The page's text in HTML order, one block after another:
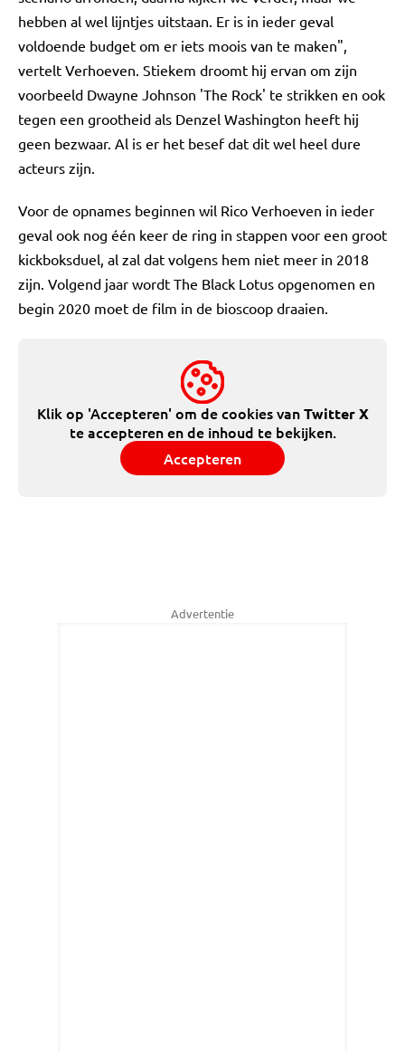
hebben al wel lijntjes uitstaan. Er is in ieder geval
voldoende budget om er iets moois van te maken",
vertelt Verhoeven. Stiekem droomt hij ervan om zijn
voorbeeld Dwayne Johnson 'The Rock' te strikken en ook
tegen een grootheid als Denzel Washington heeft hij
geen bezwaar. Al is er het besef dat dit wel heel dure
acteurs zijn.
Voor de opnames beginnen wil Rico Verhoeven in ieder
geval ook nog één keer de ring in stappen voor een groot
kickboksduel, al zal dat volgens hem niet meer in 2018
zijn. Volgend jaar wordt The Black Lotus opgenomen en
begin 2020 moet de film in de bioscoop draaien.
Klik op 'Accepteren' om de cookies vanTwitter X
te accepteren en de inhoud te bekijken.
Accepteren
Advertentie